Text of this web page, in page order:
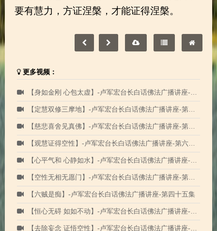
要有慧力，方证涅槃，才能证得涅槃。
更多视频：
【身如金刚 心包太虚】-卢军宏台长白话佛法广播讲座-第四十六集
【定慧双修三摩地】-卢军宏台长白话佛法广播讲座-第六十五集
【慈悲喜舍见真佛】-卢军宏台长白话佛法广播讲座-第六十集
【观慧证得空性】-卢军宏台长白话佛法广播讲座-第六十四集
【心平气和 心静如水】-卢军宏台长白话佛法广播讲座-第四十集
【空性无相无愿门】-卢军宏台长白话佛法广播讲座-第四十一集
【六贼是痴】-卢军宏台长白话佛法广播讲座-第四十五集
【恒心无碍 如如不动】-卢军宏台长白话佛法广播讲座-第四十七集
【去除妄念 证悟空性】-卢军宏台长白话佛法广播讲座-第四十八集